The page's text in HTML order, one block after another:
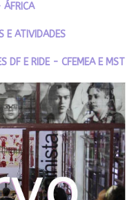
E ATIVIDADES
DF E RIDE - CFEMEA E MST